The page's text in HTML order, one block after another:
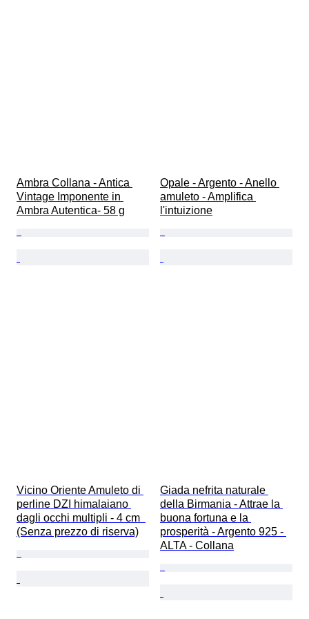
Ambra Collana - Antica
Vintage Imponente in
Ambra Autentica- 58 g
Opale - Argento - Anello
amuleto - Amplifica
l'intuizione
Vicino Oriente Amuleto di
perline DZI himalaiano
dagli occhi multipli - 4 cm
(Senza prezzo di riserva)
Giada nefrita naturale
della Birmania - Attrae la
buona fortuna e la
prosperità - Argento 925 -
ALTA - Collana